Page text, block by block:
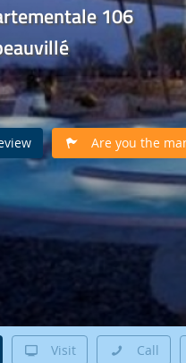
106
Are you the
Visit Call